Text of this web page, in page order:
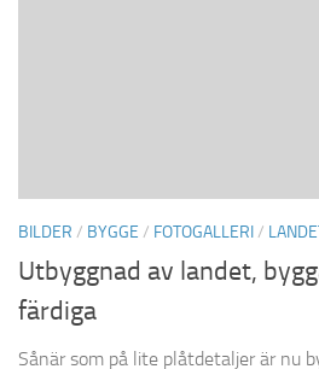
BILDER / BYGGE / FOTOGALLERI/
Utbyggnad av landet,
färdiga
Sånär som på lite plåtdetaljer är nu